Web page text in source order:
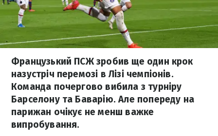
Французький ПСЖ зробив ще один крок
назустріч перемозі в Лізі чемпіонів.
Команда почергово вибила з турніру
Барселону та Баварію. Але попереду на
парижан очікує не менш важке
випробування.